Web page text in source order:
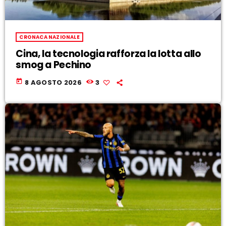
CRONACA NAZIONALE
Cina, la tecnologia rafforza la lotta allo
smog a Pechino
today 8 AGOSTO 2026 3